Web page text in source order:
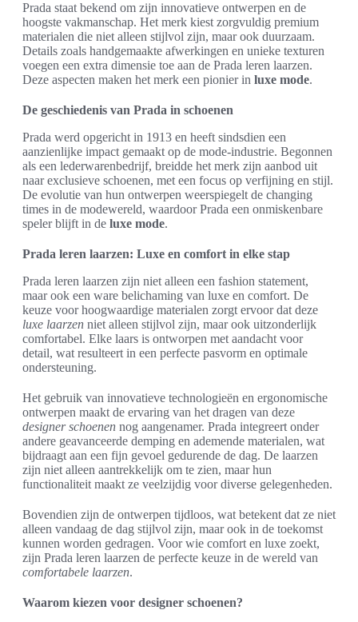
Prada staat bekend om zijn innovatieve ontwerpen en de
hoogste vakmanschap. Het merk kiest zorgvuldig premium
materialen die niet alleen stijlvol zijn, maar ook duurzaam.
Details zoals handgemaakte afwerkingen en unieke texturen
voegen een extra dimensie toe aan de Prada leren laarzen.
Deze aspecten maken het merk een pionier in luxe mode.
De geschiedenis van Prada in schoenen
Prada werd opgericht in 1913 en heeft sindsdien een
aanzienlijke impact gemaakt op de mode-industrie. Begonnen
als een lederwarenbedrijf, breidde het merk zijn aanbod uit
naar exclusieve schoenen, met een focus op verfijning en stijl.
De evolutie van hun ontwerpen weerspiegelt de changing
times in de modewereld, waardoor Prada een onmiskenbare
speler blijft in de luxe mode.
Prada leren laarzen: Luxe en comfort in elke stap
Prada leren laarzen zijn niet alleen een fashion statement,
maar ook een ware belichaming van luxe en comfort. De
keuze voor hoogwaardige materialen zorgt ervoor dat deze
luxe laarzen niet alleen stijlvol zijn, maar ook uitzonderlijk
comfortabel. Elke laars is ontworpen met aandacht voor
detail, wat resulteert in een perfecte pasvorm en optimale
ondersteuning.
Het gebruik van innovatieve technologieën en ergonomische
ontwerpen maakt de ervaring van het dragen van deze
designer schoenen nog aangenamer. Prada integreert onder
andere geavanceerde demping en ademende materialen, wat
bijdraagt aan een fijn gevoel gedurende de dag. De laarzen
zijn niet alleen aantrekkelijk om te zien, maar hun
functionaliteit maakt ze veelzijdig voor diverse gelegenheden.
Bovendien zijn de ontwerpen tijdloos, wat betekent dat ze niet
alleen vandaag de dag stijlvol zijn, maar ook in de toekomst
kunnen worden gedragen. Voor wie comfort en luxe zoekt,
zijn Prada leren laarzen de perfecte keuze in de wereld van
comfortabele laarzen.
Waarom kiezen voor designer schoenen?